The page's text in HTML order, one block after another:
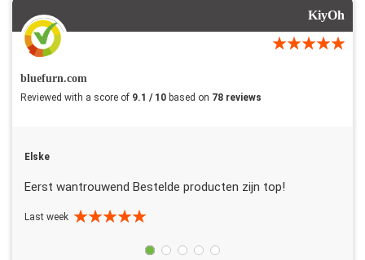
KiyOh
bluefurn.com
Reviewed with a score of 9.1 / 10 based on 78 reviews
Elske
Eerst wantrouwend Bestelde producten zijn top!
Last week